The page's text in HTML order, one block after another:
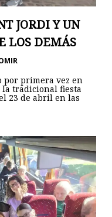
JORDI Y UN
LOS DEMÁS
por primera vez en
la tradicional fiesta
23 de abril en las